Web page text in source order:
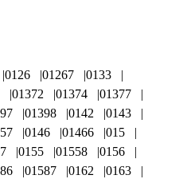
0126 01267
0133
01372 01374
01377
01398 0142
0143
0146 01466
015
0155 01558
0156
01587 0162
0163